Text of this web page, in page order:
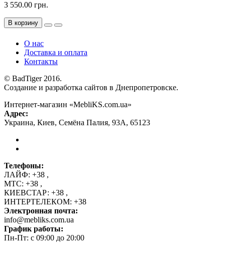
3 550.00 грн.
В корзину
О нас
Доставка и оплата
Контакты
© BadTiger 2016.
Создание и разработка сайтов в Днепропетровске.
Интернет-магазин «MebliKS.com.ua»
Адрес:
Украина, Киев, Семёна Палия, 93А, 65123
Телефоны:
ЛАЙФ: +38 ,
МТС: +38 ,
КИЕВСТАР: +38 ,
ИНТЕРТЕЛЕКОМ: +38
Электронная почта:
info@mebliks.com.ua
График работы:
Пн-Пт: с 09:00 до 20:00